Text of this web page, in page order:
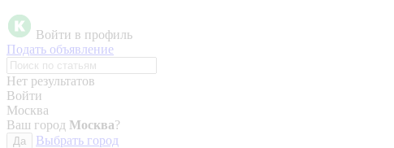
Войти в профиль
Подать объявление
Нет результатов
Войти
Москва
Ваш город Москва?
Да
Выбрать город